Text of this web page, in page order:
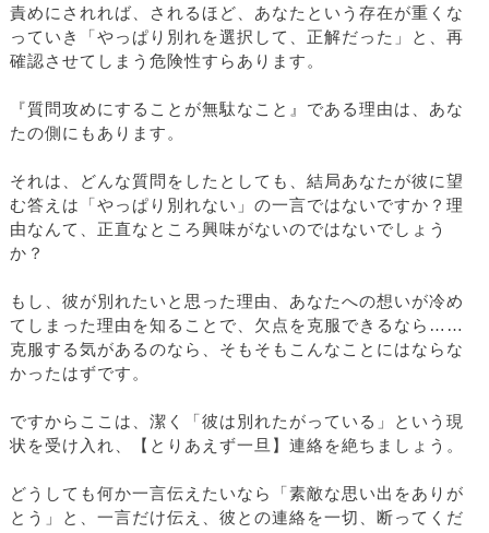
責めにされれば、されるほど、あなたという存在が重くな
っていき「やっぱり別れを選択して、正解だった」と、再
確認させてしまう危険性すらあります。
『質問攻めにすることが無駄なこと』である理由は、あな
たの側にもあります。
それは、どんな質問をしたとしても、結局あなたが彼に望
む答えは「やっぱり別れない」の一言ではないですか？理
由なんて、正直なところ興味がないのではないでしょう
か？
もし、彼が別れたいと思った理由、あなたへの想いが冷め
てしまった理由を知ることで、欠点を克服できるなら……
克服する気があるのなら、そもそもこんなことにはならな
かったはずです。
ですからここは、潔く「彼は別れたがっている」という現
状を受け入れ、【とりあえず一旦】連絡を絶ちましょう。
どうしても何か一言伝えたいなら「素敵な思い出をありが
とう」と、一言だけ伝え、彼との連絡を一切、断ってくだ